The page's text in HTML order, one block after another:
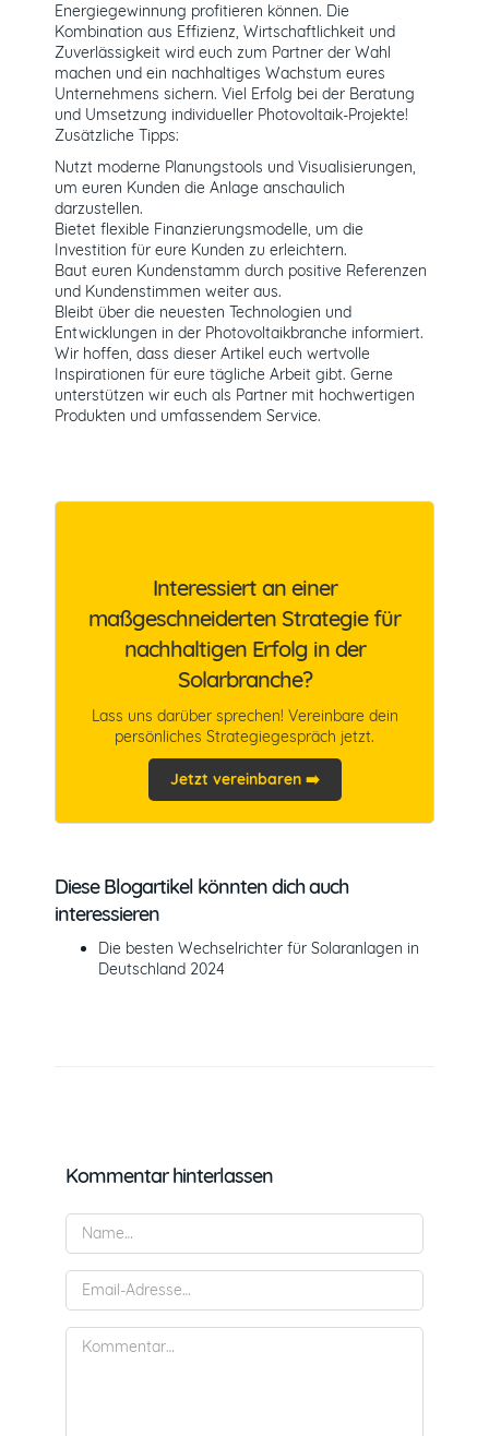
Energiegewinnung profitieren können. Die
Kombination aus Effizienz, Wirtschaftlichkeit und
Zuverlässigkeit wird euch zum Partner der Wahl
machen und ein nachhaltiges Wachstum eures
Unternehmens sichern. Viel Erfolg bei der Beratung
und Umsetzung individueller Photovoltaik-Projekte!
Zusätzliche Tipps:
Nutzt moderne Planungstools und Visualisierungen,
um euren Kunden die Anlage anschaulich
darzustellen.
Bietet flexible Finanzierungsmodelle, um die
Investition für eure Kunden zu erleichtern.
Baut euren Kundenstamm durch positive Referenzen
und Kundenstimmen weiter aus.
Bleibt über die neuesten Technologien und
Entwicklungen in der Photovoltaikbranche informiert.
Wir hoffen, dass dieser Artikel euch wertvolle
Inspirationen für eure tägliche Arbeit gibt. Gerne
unterstützen wir euch als Partner mit hochwertigen
Produkten und umfassendem Service.
Interessiert an einer
maßgeschneiderten Strategie für
nachhaltigen Erfolg in der
Solarbranche?
Lass uns darüber sprechen! Vereinbare dein
persönliches Strategiegespräch jetzt.
Jetzt vereinbaren ➡️
Diese Blogartikel könnten dich auch
interessieren
Die besten Wechselrichter für Solaranlagen in
Deutschland 2024
Kommentar hinterlassen